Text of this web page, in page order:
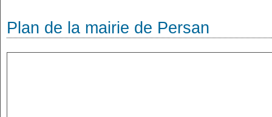
Plan de la mairie de Persan